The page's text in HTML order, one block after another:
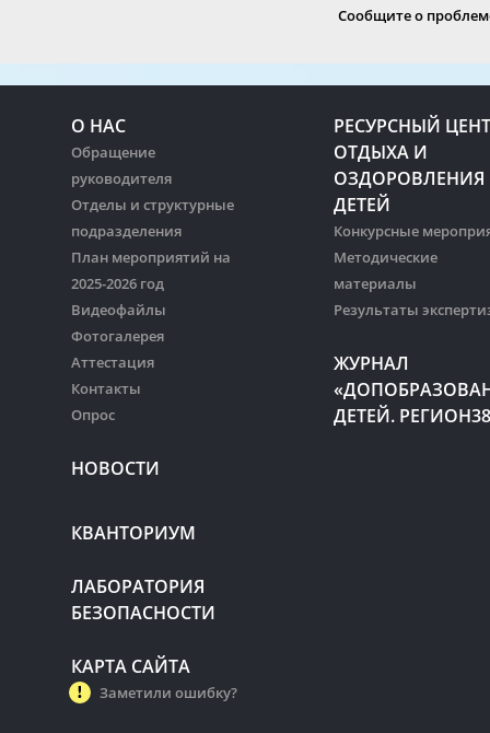
Сообщите о
О НАС
Обращение
руководителя
Отделы и структурные
подразделения
План мероприятий на
2025-2026 год
Видеофайлы
Фотогалерея
Аттестация
Контакты
Опрос
НОВОСТИ
РЕСУРСНЫЙ
ОТДЫХА И
ОЗДОРОВЛЕНИЯ
ДЕТЕЙ
Конкурсные
Методические
материалы
Результаты
ЖУРНАЛ
ДЕТЕЙ.
КВАНТОРИУМ
ЛАБОРАТОРИЯ
БЕЗОПАСНОСТИ
КАРТА САЙТА
Заметили ошибку?